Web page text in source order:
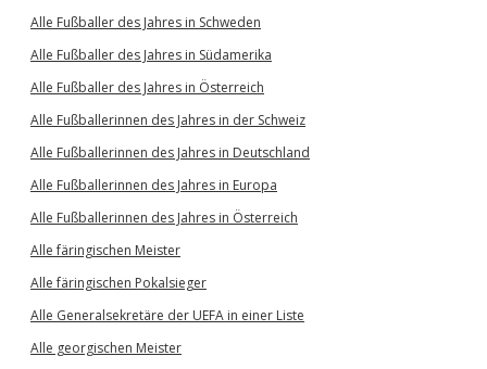
Alle Fußballer des Jahres in Schweden
Alle Fußballer des Jahres in Südamerika
Alle Fußballer des Jahres in Österreich
Alle Fußballerinnen des Jahres in der Schweiz
Alle Fußballerinnen des Jahres in Deutschland
Alle Fußballerinnen des Jahres in Europa
Alle Fußballerinnen des Jahres in Österreich
Alle färingischen Meister
Alle färingischen Pokalsieger
Alle Generalsekretäre der UEFA in einer Liste
Alle georgischen Meister